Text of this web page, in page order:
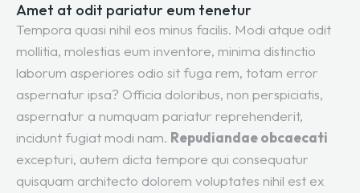
Amet at odit pariatur eum tenetur
Tempora quasi nihil eos minus facilis. Modi atque odit
mollitia, molestias eum inventore, minima distinctio
laborum asperiores odio sit fuga rem, totam error
aspernatur ipsa? Officia doloribus, non perspiciatis,
aspernatur a numquam pariatur reprehenderit,
incidunt fugiat modi nam. Repudiandae obcaecati
excepturi, autem dicta tempore qui consequatur
quisquam architecto dolorem voluptates nihil est ex